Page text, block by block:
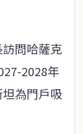
訪問哈薩克
2028年
為門戶吸